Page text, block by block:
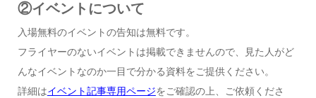
②イベントについて
入場無料のイベントの告知は無料です。
フライヤーのないイベントは掲載できませんので、見た人がど
んなイベントなのか一目で分かる資料をご提供ください。
詳細はイベント記事専用ページをご確認の上、ご依頼くださ